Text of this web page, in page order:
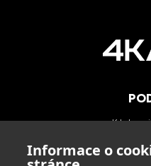
Informace o
Kde